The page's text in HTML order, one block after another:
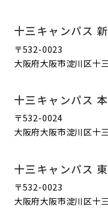
十三キャンパス
〒532-0023
大阪府大阪市淀川区十
十三キャンパス
〒532-0024
大阪府大阪市淀川区十
十三キャンパス
〒532-0023
大阪府大阪市淀川区十